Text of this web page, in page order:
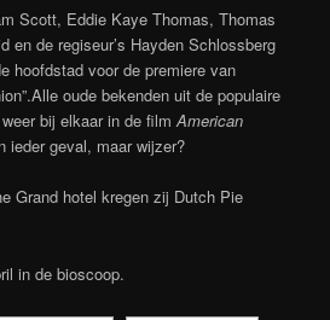
Scott, Eddie Kaye Thomas, Thomas
en de regiseur’s Hayden Schlossberg
hoofdstad voor de premiere van
oude bekenden uit de populaire
bij elkaar in de filmAmerican
ieder geval, maar wijzer?
Grand hotel kregen zij Dutch Pie
in de bioscoop.